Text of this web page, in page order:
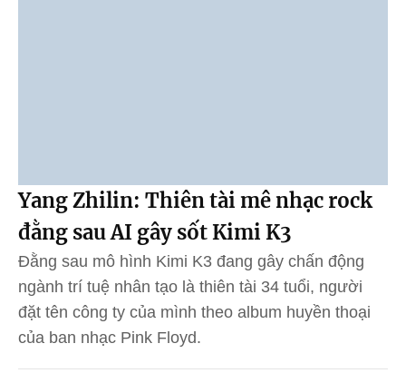
Yang Zhilin: Thiên tài mê nhạc rock
đằng sau AI gây sốt Kimi K3
Đằng sau mô hình Kimi K3 đang gây chấn động
ngành trí tuệ nhân tạo là thiên tài 34 tuổi, người
đặt tên công ty của mình theo album huyền thoại
của ban nhạc Pink Floyd.